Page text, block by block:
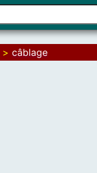
> câblage